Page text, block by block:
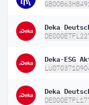
Deka-ESG
Deka